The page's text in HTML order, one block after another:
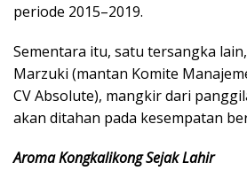
periode 2015–2019.
​Sementara itu, satu tersangka
Marzuki (mantan Komite
CV Absolute), mangkir dari
akan ditahan pada kesempatan
Aroma Kongkalikong Sejak Lahir